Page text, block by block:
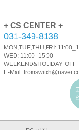
+ CS CENTER +
031-349-8138
MON,TUE,THU,FRI:
WED: 11:00_15:00
WEEKEND&HOLIDAY: OFF
E-Mail: